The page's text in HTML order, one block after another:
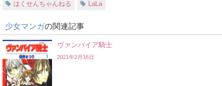
はくせんちゃんねる LaLa
少女マンガの関連記事
ヴァンパイア騎士
2021年2月16日